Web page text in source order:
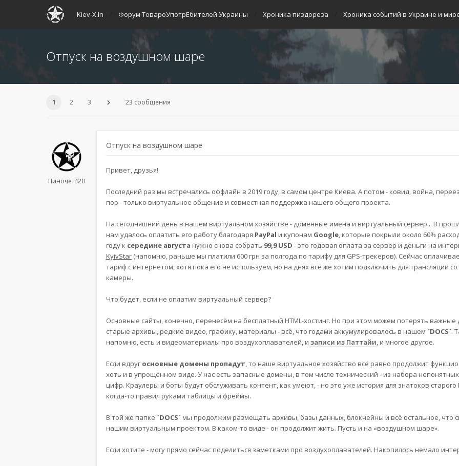
Kiev-X.In Форум ТовароУпотрЕбителей Украины Хроника пиздореза Хроника событий в Украине и
Отпуск на воздушном шаре
1 2 3 23 сообщения
Пиночет420
Отпуск на воздушном шаре
Привет, друзья!
Последний раз мы встречались оффлайн в 2019 году, в самом центре Киева. А потом - ковид, война,
пор - только виртуальное общение и совместная поддержка нашего общего проекта.
На сегодняшний день в нашем виртуальном хозяйстве - доменные имена и виртуальный сервер... В
нам удалось оплатить его работу благодаря PayPal и купонам Google, которые покрыли около 60%
году к середине августа нужно снова собрать 99,9 USD - это годовая оплата за сервер и деньги на
KyivStar (напомню, раньше мы платили 600 грн за полгода по тарифу для GPS-трекеров). Сейчас
тариф с интернетом, хотя пока его не используем, но на днях всё же хотим подключить для трансляции
камеры.
Что будет, если не оплатим виртуальный сервер?
Основные сайты, конечно, перенесём на бесплатный HTML-хостинг. Но при этом можем потерять важные
старые архивы, редкие видео, графику, материалы - всё, что годами аккумулировалось в нашем `DOCS`.
напомню, есть и видеоматериалы про воздухоплавателей, и записи из Паттайи, и многое другое.
Если вдруг основные домены пропадут, то наше виртуальное хозяйство всё равно продолжит
хоть и в упрощённом виде. У нас есть запасные домены, в том числе технический - из набора
цифр. Краулеры и боты будут обслуживать контент, как умеют, - но это уже история для знатоков старого
когда-то правил руками таблицы и фреймы.
В той же папке `DOCS` мы продолжим размещать архивы, базы данных, блокчейны и всё остальное, что
нашим виртуальным проектом. В каком-то виде - он продолжит жить. Пусть и на «воздушном шаре».
Если хотите - могу прямо сейчас поделиться заметками про воздухоплавателей. Накопилось немало